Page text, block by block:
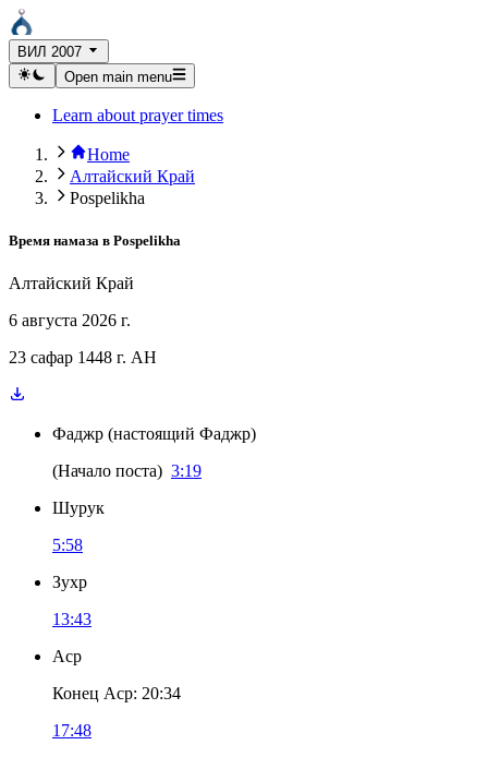
ВИЛ 2007
Open main menu
Learn about prayer times
Home
Алтайский Край
Pospelikha
Время намаза в Pospelikha
Алтайский Край
6 августа 2026 г.
23 сафар 1448 г. AH
Фаджр (настоящий Фаджр)
(Начало поста) 3:19
Шурук
5:58
Зухр
13:43
Аср
Конец Аср: 20:34
17:48